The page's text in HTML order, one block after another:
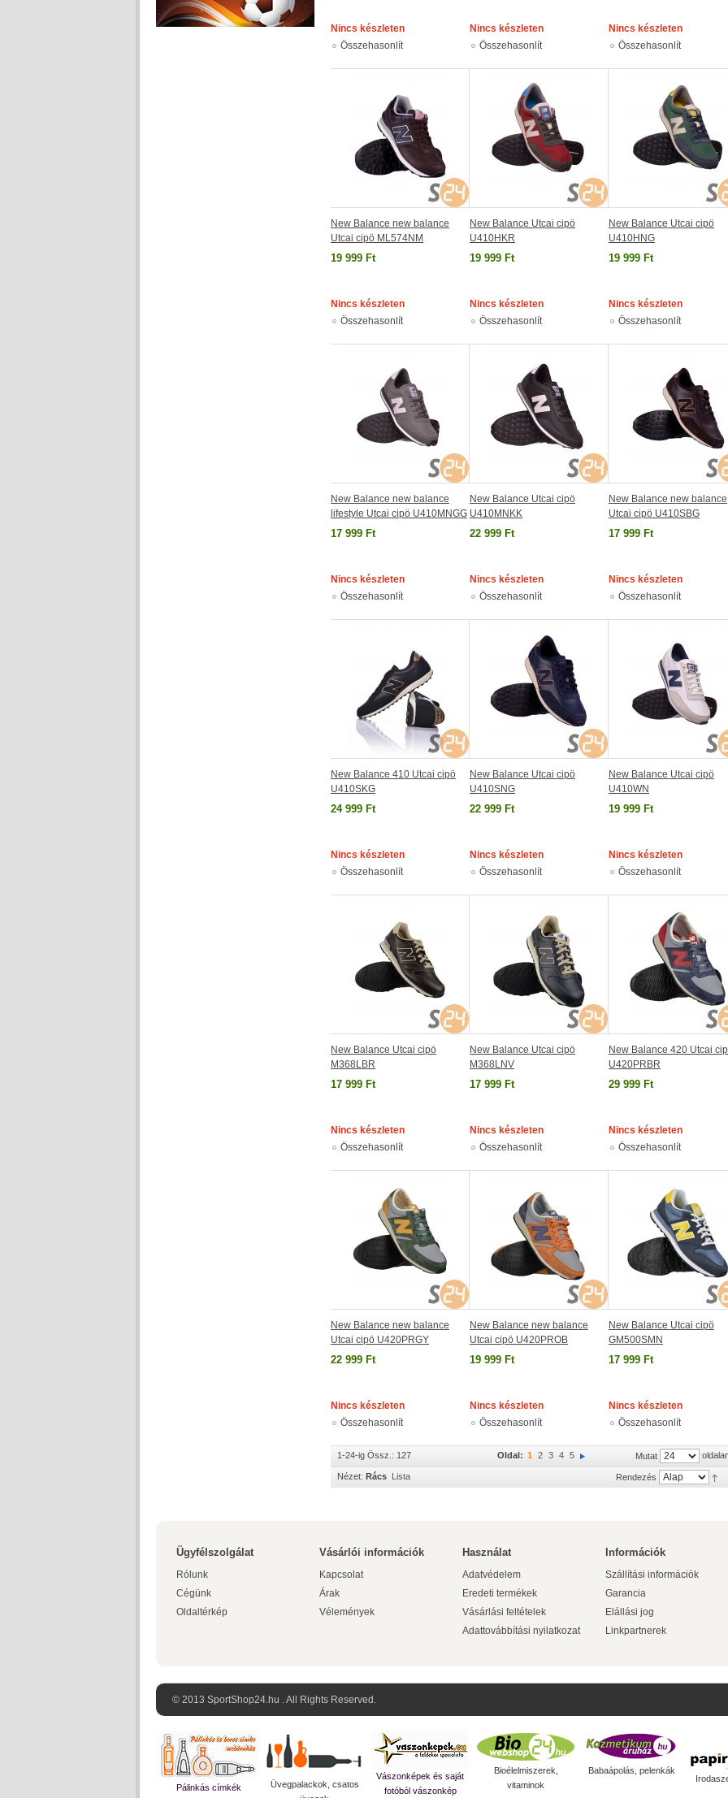
Nincs készleten
Összehasonlít
Nincs készleten
Összehasonlít
Nincs készleten
Összehasonlít
New Balance new balance
Utcai cipö ML574NM
19 999 Ft
Nincs készleten
Összehasonlít
New Balance Utcai cipö
U410HKR
19 999 Ft
Nincs készleten
Összehasonlít
New Balance Utcai cipö
U410HNG
19 999 Ft
Nincs készleten
Összehasonlít
New Balance new balance
lifestyle Utcai cipö U410MNGG
17 999 Ft
Nincs készleten
Összehasonlít
New Balance Utcai cipö
U410MNKK
22 999 Ft
Nincs készleten
Összehasonlít
New Balance new balance
Utcai cipö U410SBG
17 999 Ft
Nincs készleten
Összehasonlít
New Balance 410 Utcai cipö
U410SKG
24 999 Ft
Nincs készleten
Összehasonlít
New Balance Utcai cipö
U410SNG
22 999 Ft
Nincs készleten
Összehasonlít
New Balance Utcai cipö
U410WN
19 999 Ft
Nincs készleten
Összehasonlít
New Balance Utcai cipö
M368LBR
17 999 Ft
Nincs készleten
Összehasonlít
New Balance Utcai cipö
M368LNV
17 999 Ft
Nincs készleten
Összehasonlít
New Balance 420 Utcai
U420PRBR
29 999 Ft
Nincs készleten
Összehasonlít
New Balance new balance
Utcai cipö U420PRGY
22 999 Ft
Nincs készleten
Összehasonlít
New Balance new balance
Utcai cipö U420PROB
19 999 Ft
Nincs készleten
Összehasonlít
New Balance Utcai cipö
GM500SMN
17 999 Ft
Nincs készleten
Összehasonlít
1-24-ig Össz.: 127 Mutat
Oldal: 1 2 3 4 5
Nézet: Rács Lista Rendezés
Ügyfélszolgálat
Rólunk
Cégünk
Oldaltérkép
Vásárlói információk
Kapcsolat
Árak
Vélemények
Használat
Adatvédelem
Eredeti termékek
Vásárlási feltételek
Adattovábbítási nyilatkozat
Információk
Szállítási információk
Garancia
Elállási jog
Linkpartnerek
© 2013 SportShop24.hu . All Rights Reserved.
Pálinkás címkék
Üvegpalackok, csatos
Vászonképek és saját
fotóból vászonkép
Bioélelmiszerek,
vitaminok
Babaápolás, pelenkák